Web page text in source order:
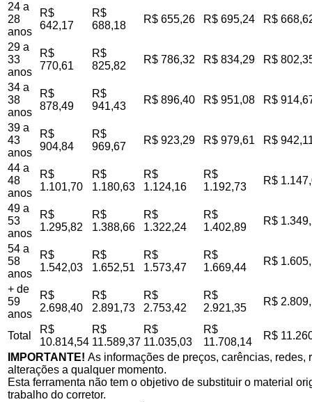
24 a
28
anos
R$
642,17
R$
688,18
R$ 655,26 R$ 695,24 R$
29 a
33
anos
R$
770,61
R$
825,82
R$ 786,32 R$ 834,29 R$
34 a
38
anos
R$
878,49
R$
941,43
R$ 896,40 R$ 951,08 R$
39 a
43
anos
R$
904,84
R$
969,67
R$ 923,29 R$ 979,61 R$
44 a
48
anos
R$
1.101,70
R$
1.180,63
R$
1.124,16
R$
1.192,73
R$
49 a
53
anos
R$
1.295,82
R$
1.388,66
R$
1.322,24
R$
1.402,89
R$
54 a
58
anos
R$
1.542,03
R$
1.652,51
R$
1.573,47
R$
1.669,44
R$
+ de
59
anos
R$
2.698,40
R$
2.891,73
R$
2.753,42
R$
2.921,35
R$
Total
R$
10.814,54
R$
11.589,37
R$
11.035,03
R$
11.708,14
R$
IMPORTANTE! As informações de preços, carências,
alterações a qualquer momento.
Esta ferramenta não tem o objetivo de substituir o material
trabalho do corretor.